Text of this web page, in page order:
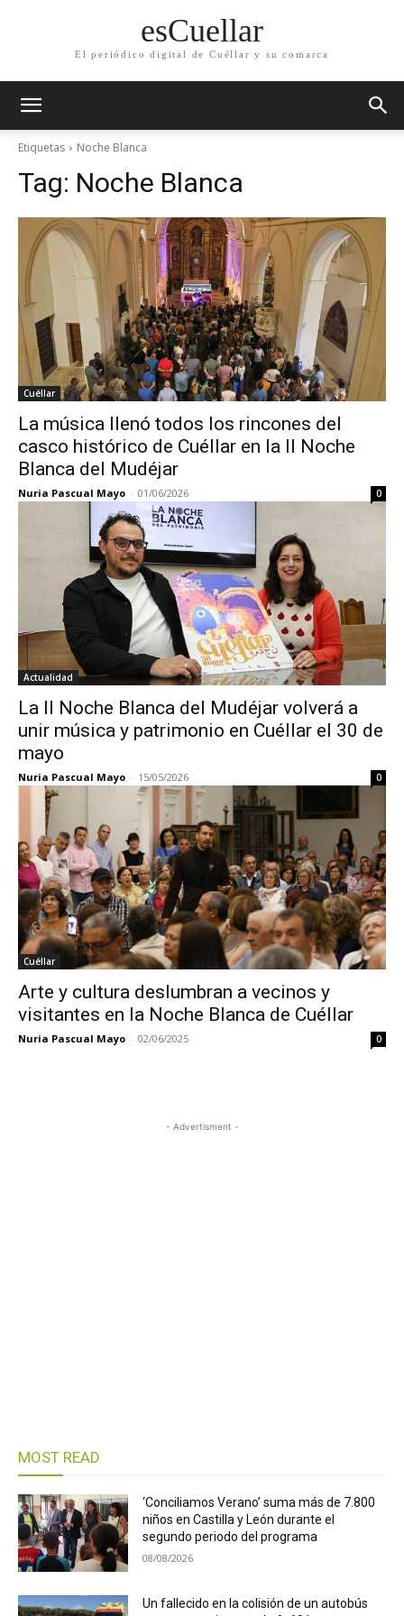
esCuellar
El periódico digital de Cuéllar y su comarca
Etiquetas Noche Blanca
Tag: Noche Blanca
Cuéllar
La música llenó todos los rincones del
casco histórico de Cuéllar en la II Noche
Blanca del Mudéjar
Nuria Pascual Mayo - 01/06/2026 0
Actualidad
La II Noche Blanca del Mudéjar volverá a
unir música y patrimonio en Cuéllar el 30 de
mayo
Nuria Pascual Mayo - 15/05/2026 0
Cuéllar
Arte y cultura deslumbran a vecinos y
visitantes en la Noche Blanca de Cuéllar
Nuria Pascual Mayo - 02/06/2025 0
- Advertisment -
MOST READ
‘Conciliamos Verano’ suma más de 7.800
niños en Castilla y León durante el
segundo periodo del programa
08/08/2026
Un fallecido en la colisión de un autobús